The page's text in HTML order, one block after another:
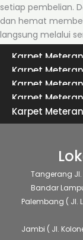
setiap pembelian.
dan hemat
langsung melalui
Karpet
Karpet
Karpet
Karpet
Karpet
Tangerang
Bandar
Palembang ( Jl.
Jambi ( Jl.